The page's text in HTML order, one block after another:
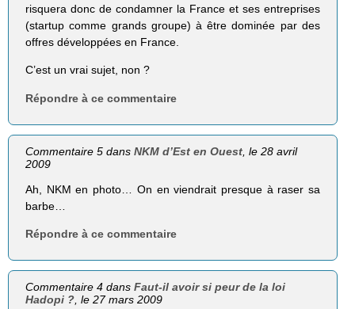
risquera donc de condamner la France et ses entreprises
(startup comme grands groupe) à être dominée par des
offres développées en France.
C’est un vrai sujet, non ?
Répondre à ce commentaire
Commentaire 5 dansNKM d’Est en Ouest , le 28 avril
2009
Ah, NKM en photo… On en viendrait presque à raser sa
barbe…
Répondre à ce commentaire
Commentaire 4 dansFaut-il avoir si peur de la loi
Hadopi ? , le 27 mars 2009